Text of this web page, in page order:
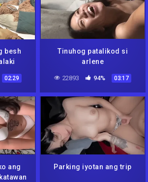
besh
02:29
Tinuhog patalikod si
arlene
22893 94% 03:17
ang
Parking iyotan ang trip